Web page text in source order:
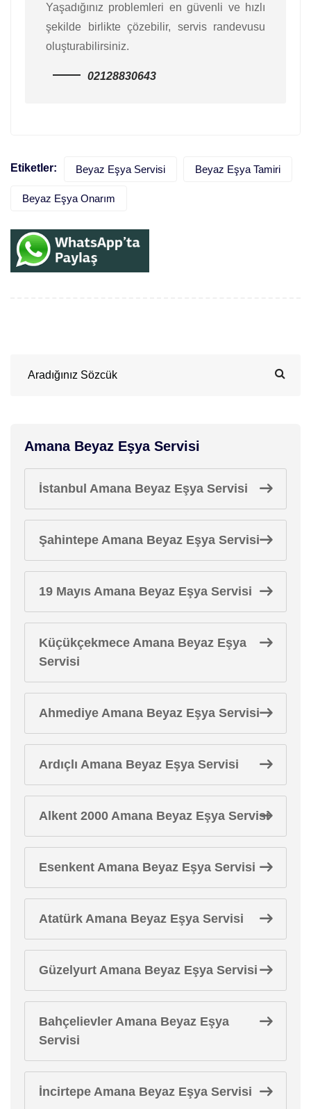
Yaşadığınız problemleri en güvenli ve hızlı
şekilde birlikte çözebilir, servis randevusu
oluşturabilirsiniz.
02128830643
Etiketler: Beyaz Eşya Servisi Beyaz Eşya Tamiri
Beyaz Eşya Onarım
Amana Beyaz Eşya Servisi
İstanbul Amana Beyaz Eşya Servisi
Şahintepe Amana Beyaz Eşya Servisi
19 Mayıs Amana Beyaz Eşya Servisi
Küçükçekmece Amana Beyaz Eşya
Servisi
Ahmediye Amana Beyaz Eşya Servisi
Ardıçlı Amana Beyaz Eşya Servisi
Alkent 2000 Amana Beyaz Eşya Servisi
Esenkent Amana Beyaz Eşya Servisi
Atatürk Amana Beyaz Eşya Servisi
Güzelyurt Amana Beyaz Eşya Servisi
Bahçelievler Amana Beyaz Eşya
Servisi
İncirtepe Amana Beyaz Eşya Servisi